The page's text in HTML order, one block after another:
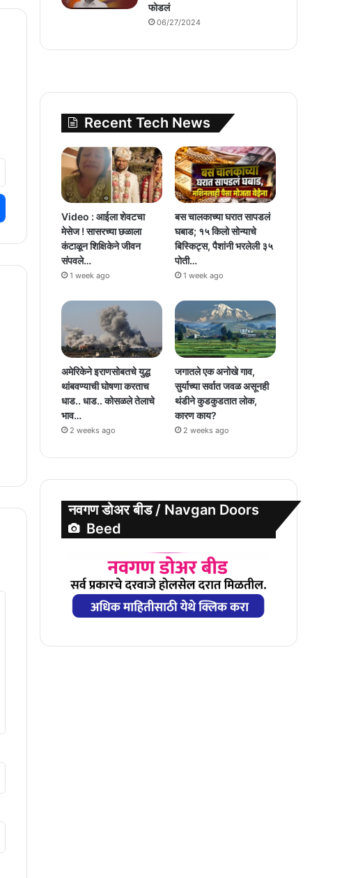
फोडलं
06/27/2024
Recent Tech News
Video : आईला शेवटचा
मेसेज ! सासरच्या छळाला
कंटाळून शिक्षिकेने जीवन
संपवले…
1 week ago
बस चालकाच्या घरात सापडलं
घबाड; १५ किलो सोन्याचे
बिस्किट्स, पैशांनी भरलेली ३५
पोती…
1 week ago
अमेरिकेने इराणसोबतचे युद्ध
थांबवण्याची घोषणा करताच
धाड.. धाड.. कोसळले तेलाचे
भाव…
2 weeks ago
जगातले एक अनोखे गाव,
सुर्याच्या सर्वात जवळ असूनही
थंडीने कुडकुडतात लोक,
कारण काय?
2 weeks ago
नवगण डोअर बीड / Navgan Doors
Beed